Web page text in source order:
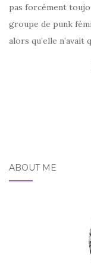
pas forcément
groupe de punk
alors qu’elle n’avait
ABOUT ME